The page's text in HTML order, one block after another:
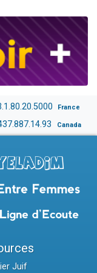
France
Canada
Juif